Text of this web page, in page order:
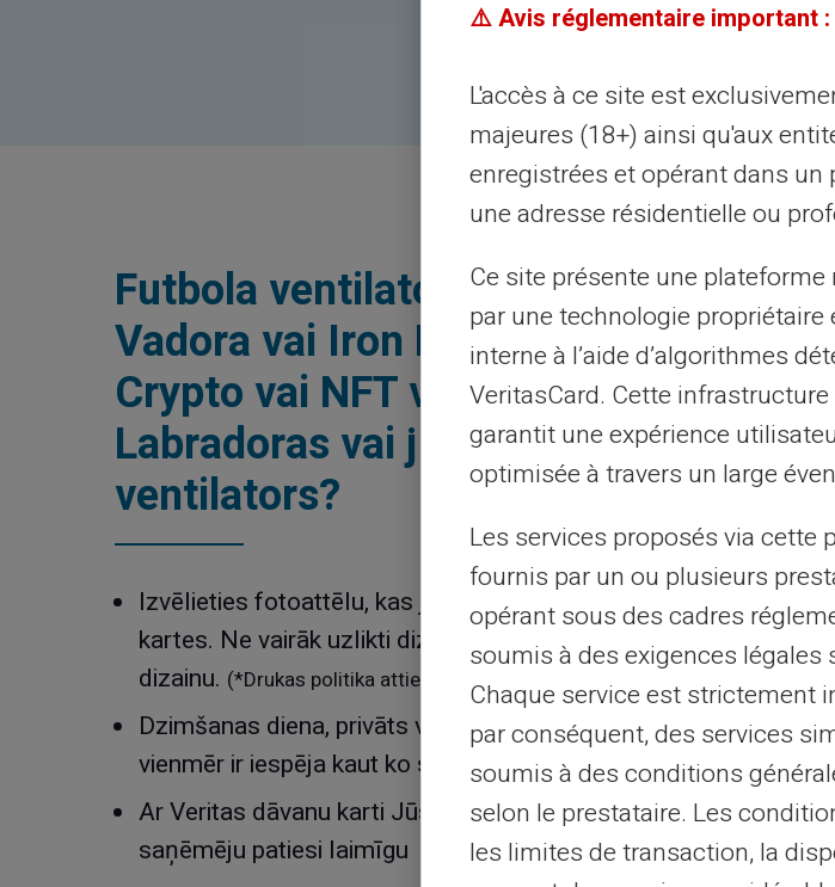
Futbola ventilators? Tumšā
Vadora vai Iron Man ventilators?
Crypto vai NFT ventilators? Jūsu
Labradoras vai jūsu zelta zivtiņa
ventilators?
Izvēlieties fotoattēlu, kas jums patīk, un izdrukājiet to uz
kartes. Ne vairāk uzlikti dizainparaugi. Jūs izvēlaties kartes
dizainu. (*Drukas politika attiecas).
Dzimšanas diena, privāts vai korporatīvs pasākums
vienmēr ir iespēja kaut ko svinēt
Ar Veritas dāvanu karti Jūs stiprināt obligācijas un padarīt
saņēmēju patiesi laimīgu
⚠️ Avis réglementaire important :
L'accès à ce site est
majeures (18+) ainsi qu'aux
enregistrées et opérant dans un
une adresse résidentielle ou
Ce site présente une
par une technologie propriétaire
interne à l’aide d’algorithmes
VeritasCard. Cette
garantit une expérience
optimisée à travers un large
Les services proposés via cette
fournis par un ou plusieurs
opérant sous des cadres
soumis à des exigences légales
Chaque service est strictement
par conséquent, des services
soumis à des conditions
selon le prestataire. Les
les limites de transaction, la